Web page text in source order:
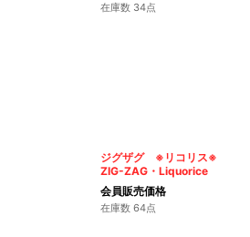
在庫数 34点
ジグザグ ※リコリス※
ZIG-ZAG・Liquorice
会員販売価格
在庫数 64点